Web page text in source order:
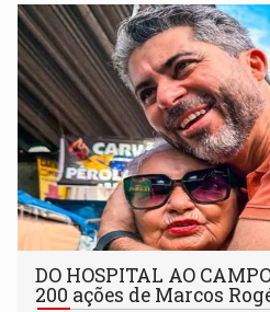
DO HOSPITAL AO
200 ações de Marcos